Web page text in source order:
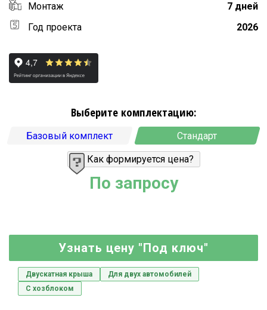
Монтаж
7 дней
Год проекта
2026
Выберите комплектацию:
Базовый комплект Стандарт
Как формируется цена?
По запросу
Узнать цену "Под ключ"
Двускатная крыша
Для двух автомобилей
С хозблоком